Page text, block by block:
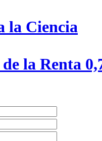
la Ciencia
la Renta